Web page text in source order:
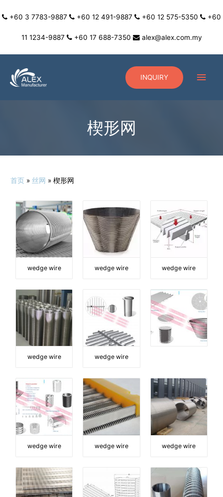
+60 3 7783-9887 +60 12 491-9887 +60 12 575-5350 +60
11 1234-9887 +60 17 688-7350 alex@alex.com.my
INQUIRY
楔形网
首页 丝网 楔形网
wedge wire wedge wire wedge wire
wedge wire wedge wire
wedge wire wedge wire wedge wire